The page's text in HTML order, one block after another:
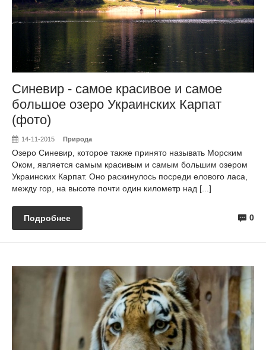
Синевир - самое красивое и самое
большое озеро Украинских Карпат
(фото)
14-11-2015 Природа
Озеро Синевир, которое также принято называть Морским
Оком, является самым красивым и самым большим озером
Украинских Карпат. Оно раскинулось посреди елового ласа,
между гор, на высоте почти один километр над [...]
0
Подробнее